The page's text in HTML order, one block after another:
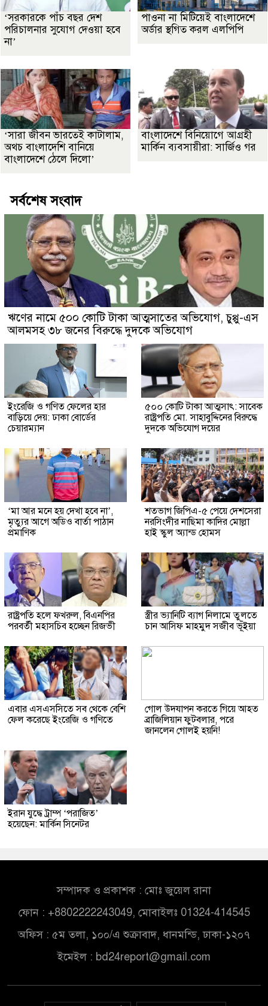
‘সরকারকে পাঁচ বছর দেশ
পরিচালনার সুযোগ দেওয়া হবে
না’
পাওনা না মিটিয়েই বাংলাদেশে
অর্ডার স্থগিত করল এলপিপি
‘সারা জীবন ভারতেই কাটালাম,
অথচ বাংলাদেশি বানিয়ে
বাংলাদেশে ঠেলে দিলো’
বাংলাদেশে বিনিয়োগে আগ্রহী
মার্কিন ব্যবসায়ীরা: সার্জিও গর
সর্বশেষ সংবাদ
ঋণের নামে ৫০০ কোটি টাকা আত্মসাতের অভিযোগ, চুপ্পু-এস
আলমসহ ৩৮ জনের বিরুদ্ধে দুদকে অভিযোগ
ইংরেজি ও গণিত ফেলের হার
বাড়িয়ে দেয়: ঢাকা বোর্ডের
চেয়ারম্যান
৫০০ কোটি টাকা আত্মসাৎ: সাবেক
রাষ্ট্রপতি মো. সাহাবুদ্দিনের বিরুদ্ধে
দুদকে অভিযোগ দয়ের
‘মা আর মনে হয় দেখা হবে না’,
মৃত্যুর আগে অডিও বার্তা পাঠান
প্রমাণিক
শতভাগ জিপিএ-৫ পেয়ে দেশসেরা
নরসিংদীর নাছিমা কাদির মোল্লা
হাই স্কুল অ্যান্ড হোমস
রাষ্ট্রপতি হলে ফখরুল, বিএনপির
পরবর্তী মহাসচিব হচ্ছেন রিজভী
স্ত্রীর ভ্যানিটি ব্যাগ নিলামে তুলতে
চান আসিফ মাহমুদ সজীব ভূঁইয়া
এবার এসএসসিতে সব থেকে বেশি
ফেল করেছে ইংরেজি ও গণিতে
গোল উদযাপন করতে গিয়ে আহত
ব্রাজিলিয়ান ফুটবলার, পরে
জানলেন গোলই হয়নি!
ইরান যুদ্ধে ট্রাম্প ‘পরাজিত’
হয়েছেন: মার্কিন সিনেটর
সম্পাদক ও প্রকাশক : মোঃ জুয়েল রানা
ফোন : +8802222243049, মোবাইলঃ 01324-414545
অফিস : ৫ম তলা, ১০০/এ শুক্রাবাদ, ধানমন্ডি, ঢাকা-১২০৭
ইমেইল : bd24report@gmail.com